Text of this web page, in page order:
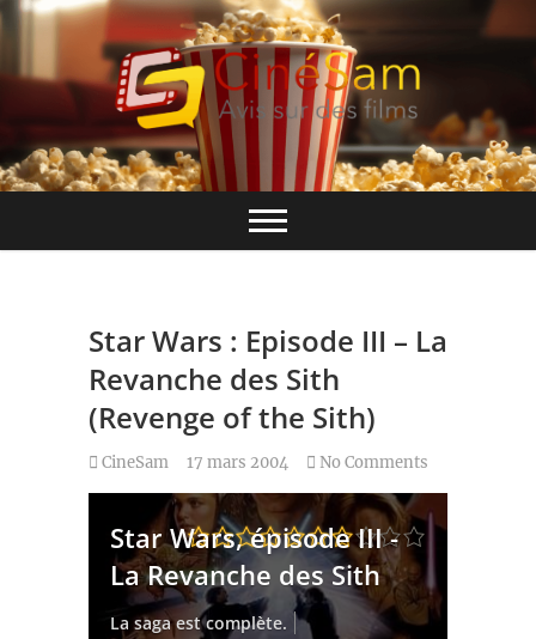
Skip
CinéSam
Base de données CinéSam
Star Wars : Episode III – La
Revanche des Sith
(Revenge of the Sith)
CineSam 17 mars 2004 No Comments
Star Wars, épisode III -
La Revanche des Sith
La saga est complète.